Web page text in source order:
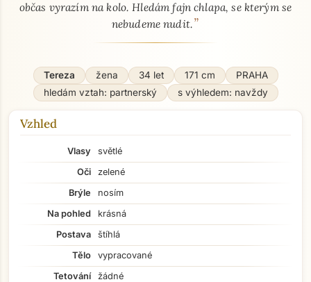
občas vyrazím na kolo. Hledám fajn chlapa, se kterým se
nebudeme nudit.”
Tereza žena 34 let 171 cm
PRAHA
hledám vztah: partnerský
s výhledem: navždy
Vzhled
Vlasy
světlé
Oči
zelené
Brýle
nosím
Na pohled
krásná
Postava
štíhlá
Tělo
vypracované
Tetování
žádné